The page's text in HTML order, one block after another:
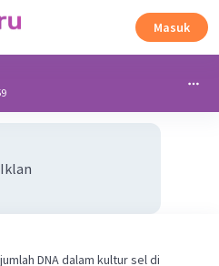
Masuk
Iklan
DNA dalam kultur sel di